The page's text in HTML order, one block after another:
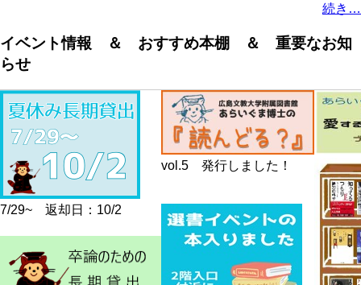
り
ー
ジ
続き…
イベント情報 ＆ おすすめ本棚 ＆ 重要なお知
らせ
7/29~ 返却日：10/2
vol.5 発行しました！